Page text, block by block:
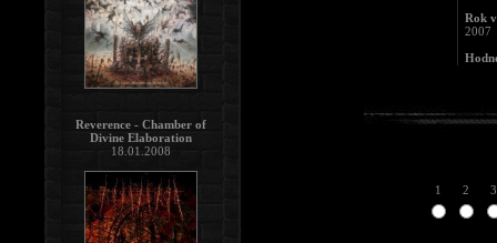
Rok
2007
1 2 3
Reverence - Chamber of
Divine Elaboration
18.01.2008